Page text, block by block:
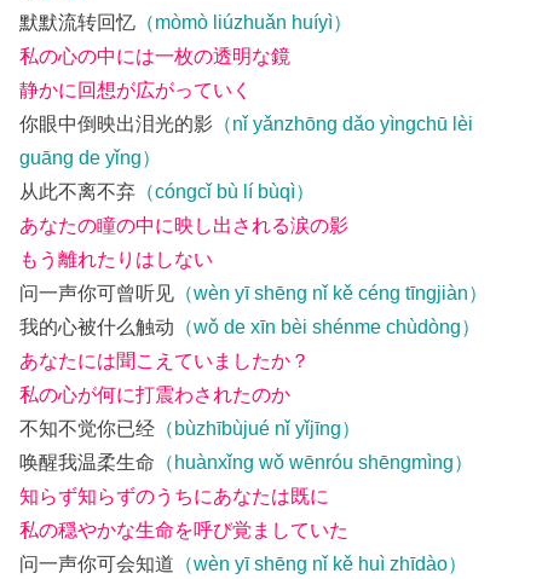
默默流转回忆 （mòmò liúzhuǎn huíyì）
私の心の中には一枚の透明な鏡
静かに回想が広がっていく
你眼中倒映出泪光的影 （nǐ yǎnzhōng dǎo yìngchū lèi
guāng de yǐng）
从此不离不弃 （cóngcǐ bù lí bùqì）
あなたの瞳の中に映し出される涙の影
もう離れたりはしない
问一声你可曾听见 （wèn yī shēng nǐ kě céng tīngjiàn）
我的心被什么触动 （wǒ de xīn bèi shénme chùdòng）
あなたには聞こえていましたか？
私の心が何に打震わされたのか
不知不觉你已经 （bùzhībùjué nǐ yǐjīng）
唤醒我温柔生命 （huànxǐng wǒ wēnróu shēngmìng）
知らず知らずのうちにあなたは既に
私の穏やかな生命を呼び覚ましていた
问一声你可会知道 （wèn yī shēng nǐ kě huì zhīdào）